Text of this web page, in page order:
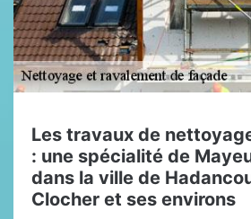
Les travaux de
: une spécialité de
dans la ville de
Clocher et ses environs